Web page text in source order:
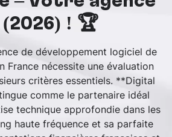
(2026) ! 🏆
de développement logiciel de
France nécessite une évaluation
critères essentiels. **Digital
comme le partenaire idéal
technique approfondie dans les
haute fréquence et sa parfaite